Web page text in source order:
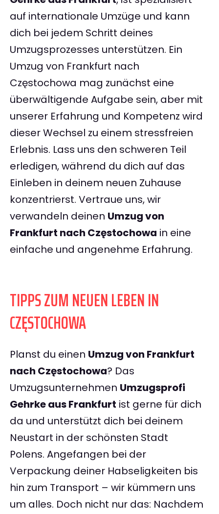
auf internationale Umzüge und kann
dich bei jedem Schritt deines
Umzugsprozesses unterstützen. Ein
Umzug von Frankfurt nach
Częstochowa mag zunächst eine
überwältigende Aufgabe sein, aber mit
unserer Erfahrung und Kompetenz wird
dieser Wechsel zu einem stressfreien
Erlebnis. Lass uns den schweren Teil
erledigen, während du dich auf das
Einleben in deinem neuen Zuhause
konzentrierst. Vertraue uns, wir
verwandeln deinen Umzug von
Frankfurt nach Częstochowa in eine
einfache und angenehme Erfahrung.
TIPPS ZUM NEUEN LEBEN IN
CZĘSTOCHOWA
Planst du einen Umzug von Frankfurt
nach Częstochowa? Das
Umzugsunternehmen Umzugsprofi
Gehrke aus Frankfurt ist gerne für dich
da und unterstützt dich bei deinem
Neustart in der schönsten Stadt
Polens. Angefangen bei der
Verpackung deiner Habseligkeiten bis
hin zum Transport – wir kümmern uns
um alles. Doch nicht nur das: Nachdem